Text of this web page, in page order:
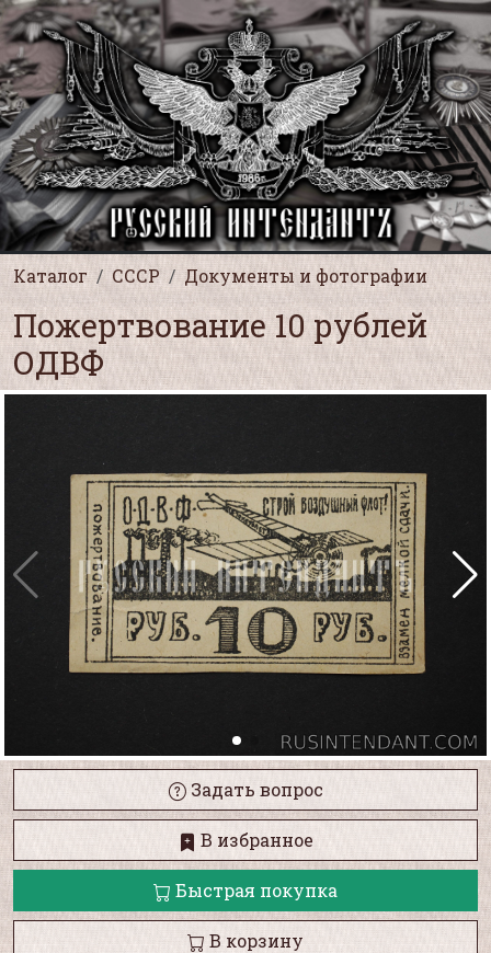
Каталог СССР Документы и фотографии
Пожертвование 10 рублей
ОДВФ
Задать вопрос
В избранное
Быстрая покупка
В корзину